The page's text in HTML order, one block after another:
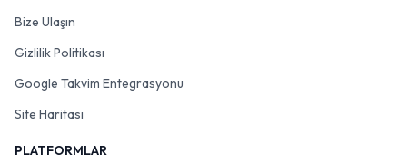
Bize Ulaşın
Gizlilik Politikası
Google Takvim Entegrasyonu
Site Haritası
PLATFORMLAR